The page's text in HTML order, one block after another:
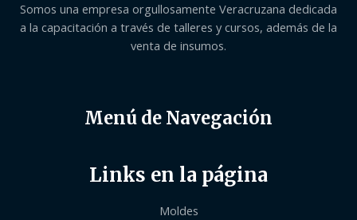
Somos una empresa orgullosamente Veracruzana dedicada
a la capacitación a través de talleres y cursos, además de la
venta de insumos.
Menú de Navegación
Links en la página
Moldes